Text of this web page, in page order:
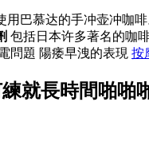
巴慕达的手冲壶冲咖
包括日本许多著名的咖
問題 陽痿早洩的表現 按
就長時間啪啪